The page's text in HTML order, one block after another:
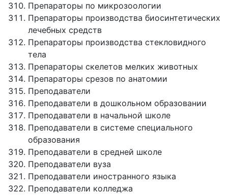
Препараторы по микрозоологии
Препараторы производства биосинтетических
лечебных средств
Препараторы производства стекловидного
тела
Препараторы скелетов мелких животных
Препараторы срезов по анатомии
Преподаватели
Преподаватели в дошкольном образовании
Преподаватели в начальной школе
Преподаватели в системе специального
образования
Преподаватели в средней школе
Преподаватели вуза
Преподаватели иностранного языка
Преподаватели колледжа